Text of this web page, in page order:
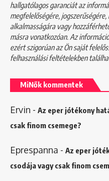
hallgatólagos garanciát az
megfelelőségére,
alkalmasságára vagy
másra vonatkozóan. Az
ezért szigorúan az Ön saját
felhasználási feltételekben
MiNők kommentek
Ervin - Az eper jótékony
csak finom csemege?
Eprespanna - Az eper
csodája vagy csak finom